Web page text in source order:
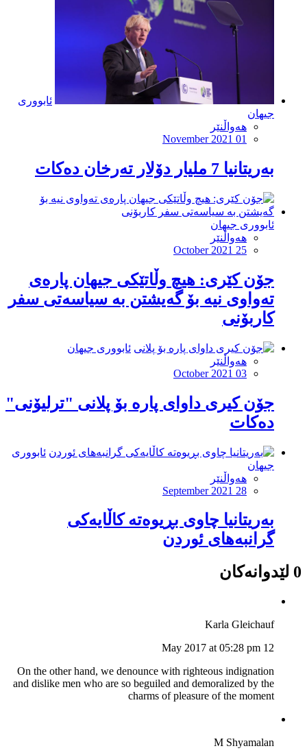
ئابووری
جیهان
هەواڵنێر
November 2021 01
بەریتانیا 7 ملیار دۆلار تەرخان دەکات
ئابووری جیهان
هەواڵنێر
October 2021 25
جۆن کێری: هیچ وڵاتێکی جیهان پارەی
تەواوی نیە بۆ گەیشتن بە سیاسەتی سفر
کاربۆنی
ئابووری جیهان
هەواڵنێر
October 2021 03
جۆن کیری داوای پارە بۆ پلانی "ترلیۆنی"
دەکات
ئابووری
جیهان
هەواڵنێر
September 2021 28
بەریتانیا چاوی بڕیوەتە کاڵایەکی
گرانبەهای ئوردن
0 لێدوانەکان
Karla Gleichauf
12 May 2017 at 05:28 pm
On the other hand, we denounce with righteous indignation
and dislike men who are so beguiled and demoralized by the
charms of pleasure of the moment
M Shyamalan